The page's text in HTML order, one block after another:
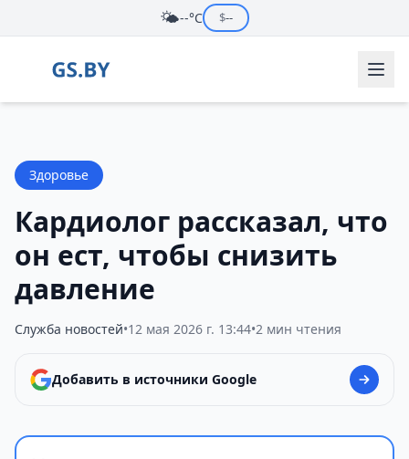
🌤️--°C $--
Здоровье
Кардиолог рассказал, что
он ест, чтобы снизить
давление
Служба новостей•12 мая 2026 г. 13:44•2 мин чтения
Добавить в источники Google